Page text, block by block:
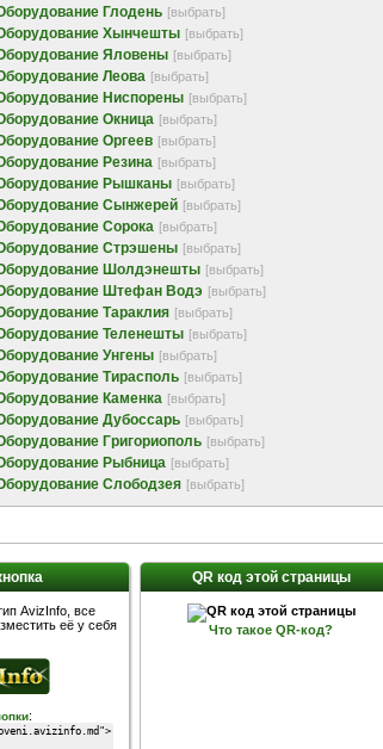
Глодень [выбрать]
Хынчешты [выбрать]
Яловены [выбрать]
Леова [выбрать]
Ниспорены [выбрать]
Окница [выбрать]
Оргеев [выбрать]
Резина [выбрать]
Рышканы [выбрать]
Сынжерей [выбрать]
Сорока [выбрать]
Стрэшены [выбрать]
Шолдэнешты [выбрать]
Штефан Водэ [выбрать]
Тараклия [выбрать]
Теленешты [выбрать]
Унгены [выбрать]
Тирасполь [выбрать]
Каменка [выбрать]
Дубоссарь [выбрать]
Григориополь [выбрать]
Рыбница [выбрать]
Слободзея [выбрать]
AvizInfo, все
её у себя
:
QR код этой страницы
Что такое QR-код?